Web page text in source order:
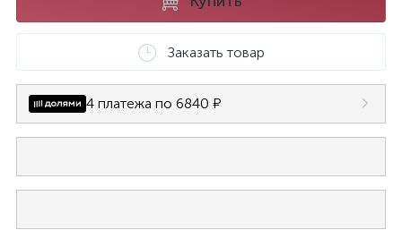
Заказать товар
4 платежа по 6840 ₽